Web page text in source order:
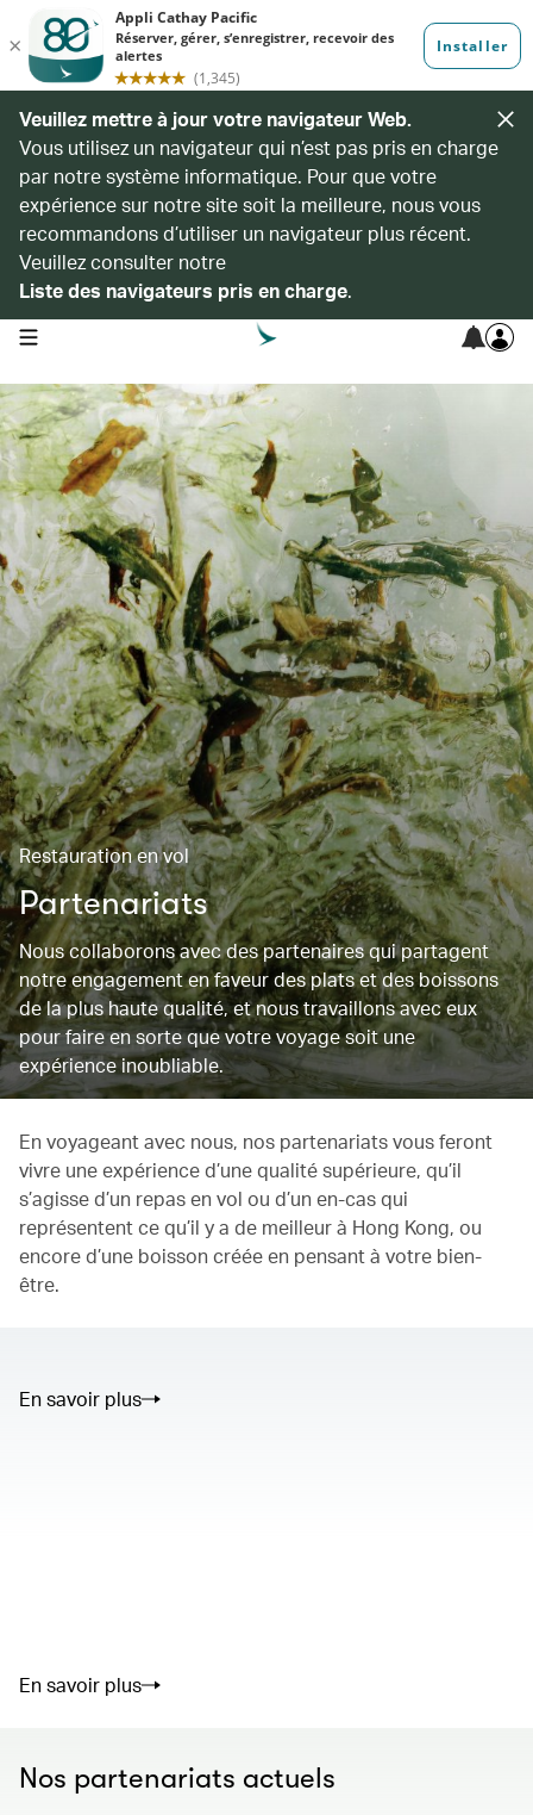
Veuillez mettre à jour votre navigateur Web.
Vous utilisez un navigateur qui n’est pas pris en charge
par notre système informatique. Pour que votre
expérience sur notre site soit la meilleure, nous vous
recommandons d’utiliser un navigateur plus récent.
Veuillez consulter notre
Liste des navigateurs pris en charge.
open navigation menu
Restauration en vol
Partenariats
Nous collaborons avec des partenaires qui partagent
notre engagement en faveur des plats et des boissons
de la plus haute qualité, et nous travaillons avec eux
pour faire en sorte que votre voyage soit une
expérience inoubliable.
En voyageant avec nous, nos partenariats vous feront
vivre une expérience d’une qualité supérieure, qu’il
s’agisse d’un repas en vol ou d’un en-cas qui
représentent ce qu’il y a de meilleur à Hong Kong, ou
encore d’une boisson créée en pensant à votre bien-
être.
En savoir plus
En savoir plus
Nos partenariats actuels